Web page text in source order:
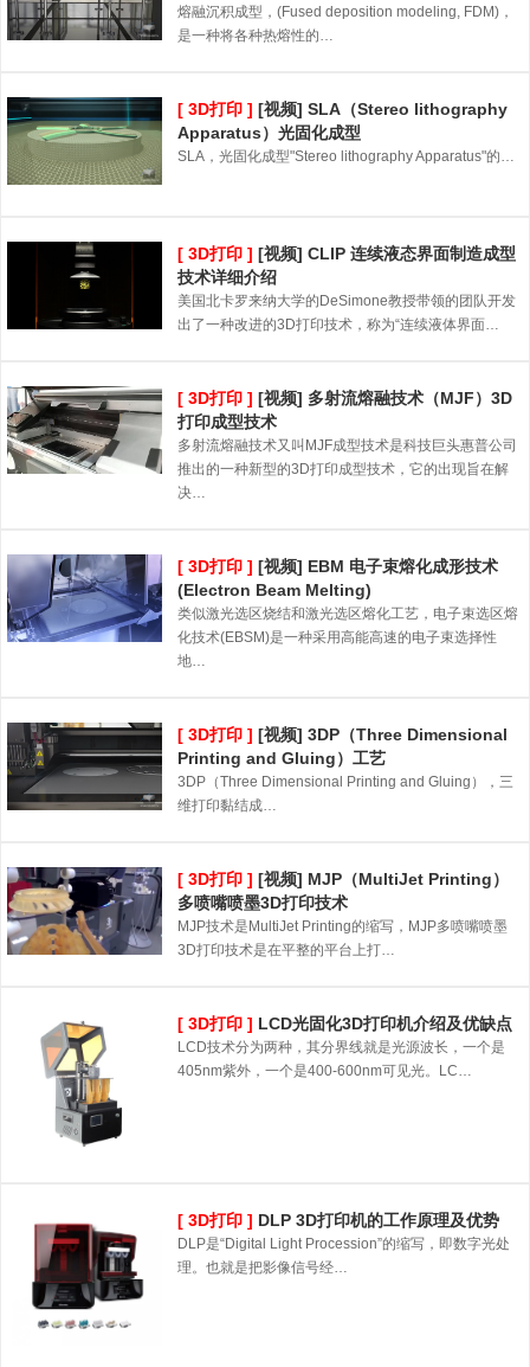
熔融沉积成型，(Fused deposition modeling, FDM)，
是一种将各种热熔性的…
[ 3D打印 ] [视频] SLA（Stereo lithography
Apparatus）光固化成型
SLA，光固化成型"Stereo lithography Apparatus"的…
[ 3D打印 ] [视频] CLIP 连续液态界面制造成型
技术详细介绍
美国北卡罗来纳大学的DeSimone教授带领的团队开发
出了一种改进的3D打印技术，称为“连续液体界面…
[ 3D打印 ] [视频] 多射流熔融技术（MJF）3D
打印成型技术
多射流熔融技术又叫MJF成型技术是科技巨头惠普公司
推出的一种新型的3D打印成型技术，它的出现旨在解
决…
[ 3D打印 ] [视频] EBM 电子束熔化成形技术
(Electron Beam Melting)
类似激光选区烧结和激光选区熔化工艺，电子束选区熔
化技术(EBSM)是一种采用高能高速的电子束选择性
地…
[ 3D打印 ] [视频] 3DP（Three Dimensional
Printing and Gluing）工艺
3DP（Three Dimensional Printing and Gluing），三
维打印黏结成…
[ 3D打印 ] [视频] MJP（MultiJet Printing）
多喷嘴喷墨3D打印技术
MJP技术是MultiJet Printing的缩写，MJP多喷嘴喷墨
3D打印技术是在平整的平台上打…
[ 3D打印 ] LCD光固化3D打印机介绍及优缺点
LCD技术分为两种，其分界线就是光源波长，一个是
405nm紫外，一个是400-600nm可见光。LC…
[ 3D打印 ] DLP 3D打印机的工作原理及优势
DLP是“Digital Light Procession”的缩写，即数字光处
理。也就是把影像信号经…